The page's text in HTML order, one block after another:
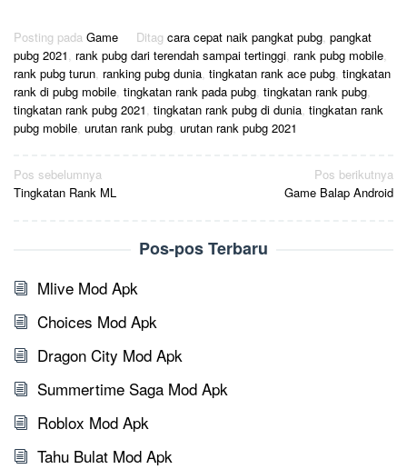
Posting pada Game Ditag cara cepat naik pangkat pubg pangkat
pubg 2021 rank pubg dari terendah sampai tertinggi rank pubg mobile
rank pubg turun ranking pubg dunia tingkatan rank ace pubg tingkatan
rank di pubg mobile tingkatan rank pada pubg tingkatan rank pubg
tingkatan rank pubg 2021 tingkatan rank pubg di dunia tingkatan rank
pubg mobile urutan rank pubg urutan rank pubg 2021
Navigasi
pos
Pos sebelumnya
Tingkatan Rank ML
Pos berikutnya
Game Balap Android
Pos-pos Terbaru
Mlive Mod Apk
Choices Mod Apk
Dragon City Mod Apk
Summertime Saga Mod Apk
Roblox Mod Apk
Tahu Bulat Mod Apk